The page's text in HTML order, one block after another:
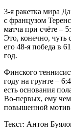
3-я ракетка мира
с французом
матча при счёте –
Это, конечно, чуть
его 48-я победа в
год.
Финского
году на грунте –
есть основания
Во-первых, ему чем
повышенной
Текст: Антон